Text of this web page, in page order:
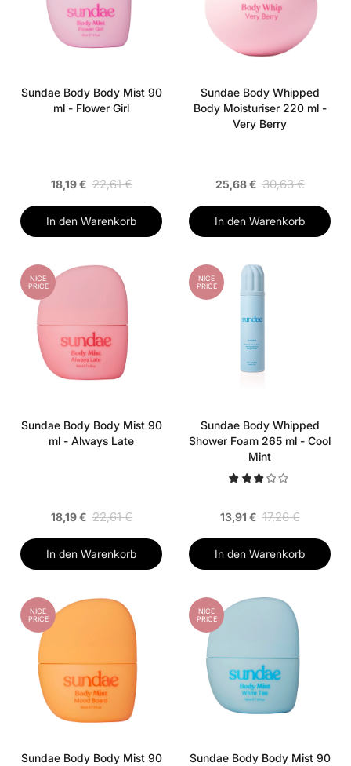
Sundae Body Body Mist 90
ml - Flower Girl
18,19 € 22,61 €
In den Warenkorb
Sundae Body Whipped
Body Moisturiser 220 ml -
Very Berry
25,68 € 30,63 €
In den Warenkorb
NICE
PRICE
Sundae Body Body Mist 90
ml - Always Late
18,19 € 22,61 €
In den Warenkorb
NICE
PRICE
Sundae Body Whipped
Shower Foam 265 ml - Cool
Mint
13,91 € 17,26 €
In den Warenkorb
NICE
PRICE
Sundae Body Body Mist 90
NICE
PRICE
Sundae Body Body Mist 90